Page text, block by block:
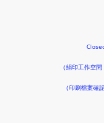
（絹印工作空
（印刷檔案確